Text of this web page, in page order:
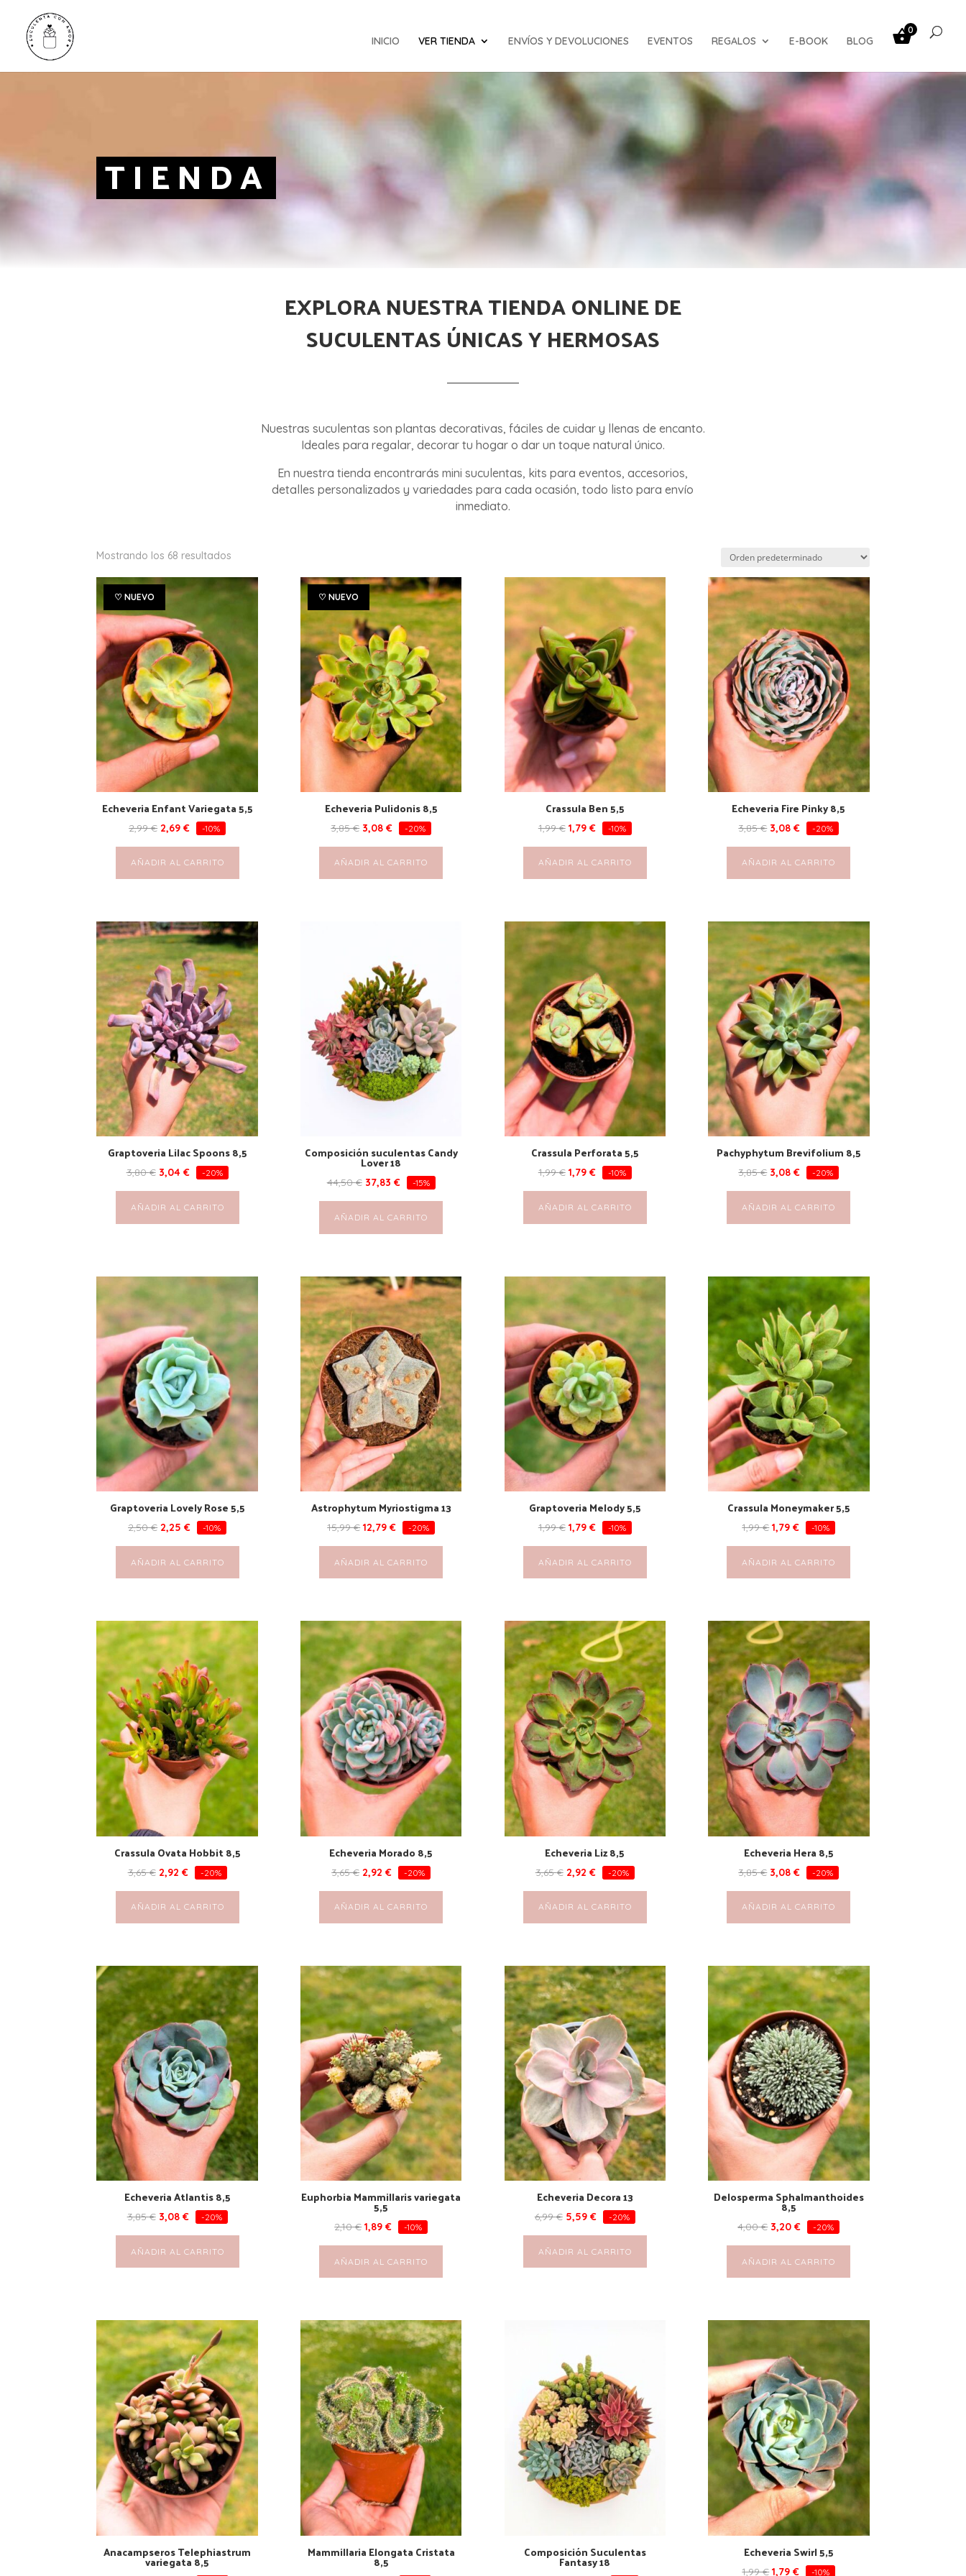
INICIO VER TIENDA ENVÍOS Y DEVOLUCIONES EVENTOS REGALOS E-BOOK BLOG
0
TIENDA
EXPLORA NUESTRA TIENDA ONLINE DE
SUCULENTAS ÚNICAS Y HERMOSAS
Nuestras suculentas son plantas decorativas, fáciles de cuidar y llenas de encanto.
Ideales para regalar, decorar tu hogar o dar un toque natural único.
En nuestra tienda encontrarás mini suculentas, kits para eventos, accesorios,
detalles personalizados y variedades para cada ocasión, todo listo para envío
inmediato.
Mostrando los 68 resultados
♡ NUEVO
Echeveria Enfant Variegata 5,5
2,99€ 2,69€ -10%
AÑADIR AL CARRITO
♡ NUEVO
Echeveria Pulidonis 8,5
3,85€ 3,08€ -20%
AÑADIR AL CARRITO
Crassula Ben 5,5
1,99€ 1,79 € -10%
AÑADIR AL CARRITO
Echeveria Fire Pinky 8,5
3,85€ 3,08€ -20%
AÑADIR AL CARRITO
Graptoveria Lilac Spoons 8,5
3,80€ 3,04 € -20%
AÑADIR AL CARRITO
Composición suculentas Candy
Lover 18
44,50€ 37,83 € -15%
AÑADIR AL CARRITO
Crassula Perforata 5,5
1,99€ 1,79 € -10%
AÑADIR AL CARRITO
Pachyphytum Brevifolium 8,5
3,85€ 3,08€ -20%
AÑADIR AL CARRITO
Graptoveria Lovely Rose 5,5
2,50€ 2,25€ -10%
AÑADIR AL CARRITO
Astrophytum Myriostigma 13
15,99€ 12,79€ -20%
AÑADIR AL CARRITO
Graptoveria Melody 5,5
1,99€ 1,79 € -10%
AÑADIR AL CARRITO
Crassula Moneymaker 5,5
1,99€ 1,79€ -10%
AÑADIR AL CARRITO
Crassula Ovata Hobbit 8,5
3,65€ 2,92 € -20%
AÑADIR AL CARRITO
Echeveria Morado 8,5
3,65€ 2,92€ -20%
AÑADIR AL CARRITO
Echeveria Liz 8,5
3,65€ 2,92 € -20%
AÑADIR AL CARRITO
Echeveria Hera 8,5
3,85€ 3,08€ -20%
AÑADIR AL CARRITO
Echeveria Atlantis 8,5
3,85€ 3,08 € -20%
AÑADIR AL CARRITO
Euphorbia Mammillaris variegata
5,5
2,10€ 1,89€ -10%
AÑADIR AL CARRITO
Echeveria Decora 13
6,99€ 5,59 € -20%
AÑADIR AL CARRITO
Delosperma Sphalmanthoides
8,5
4,00€ 3,20€ -20%
AÑADIR AL CARRITO
Anacampseros Telephiastrum
variegata 8,5
Mammillaria Elongata Cristata
8,5
Composición Suculentas
Fantasy 18
Echeveria Swirl 5,5
1,99€ 1,79€ -10%